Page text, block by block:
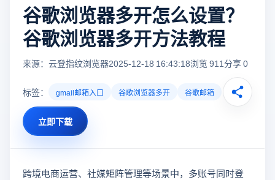
谷歌浏览器多开怎么设置？
谷歌浏览器多开方法教程
来源：云登指纹浏览器2025-12-18 16:43:18浏览 911分享 0
标签： gmail邮箱入口 谷歌浏览器多开 谷歌邮箱
立即下载
跨境电商运营、社媒矩阵管理等场景中，多账号同时登